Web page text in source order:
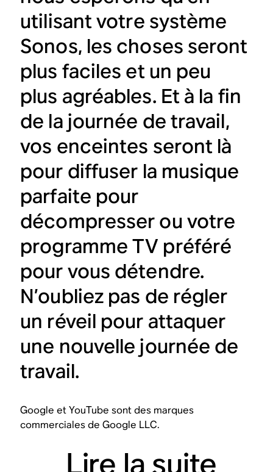
utilisant votre système
Sonos, les choses seront
plus faciles et un peu
plus agréables. Et à la fin
de la journée de travail,
vos enceintes seront là
pour diffuser la musique
parfaite pour
décompresser ou votre
programme TV préféré
pour vous détendre.
N’oubliez pas de régler
un réveil pour attaquer
une nouvelle journée de
travail.
Google et YouTube sont des marques
commerciales de Google LLC.
Lire la suite